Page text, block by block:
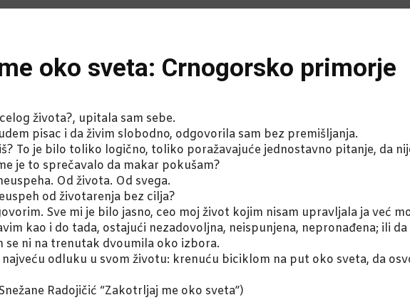
oko sveta: Crnogorsko primorje
života?, upitala sam sebe.
pisac i da živim slobodno, odgovorila sam bez premišljanja.
To je bilo toliko logično, toliko poražavajuće jednostavno pitanje, da
je to sprečavalo da makar pokušam?
Od života. Od svega.
od životarenja bez cilja?
Sve mi je bilo jasno, ceo moj život kojim nisam upravljala ja već
kao i do tada, ostajući nezadovoljna, neispunjena, nepronađena; ili
se ni na trenutak dvoumila oko izbora.
najveću odluku u svom životu: krenuću biciklom na put oko sveta, da
Radojičić “Zakotrljaj me oko sveta”)